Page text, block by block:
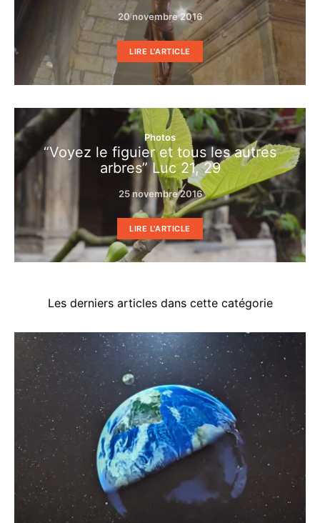
20 novembre 2016
LIRE L'ARTICLE
Photos
“Voyez le figuier et tous les autres
arbres” Luc 21, 29
25 novembre 2016
LIRE L'ARTICLE
Les derniers articles dans cette catégorie